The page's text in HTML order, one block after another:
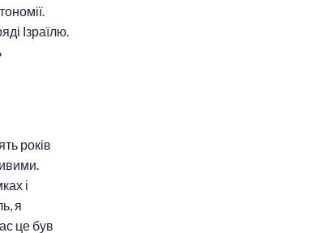
Ізраїлю.
років
і
я
це був